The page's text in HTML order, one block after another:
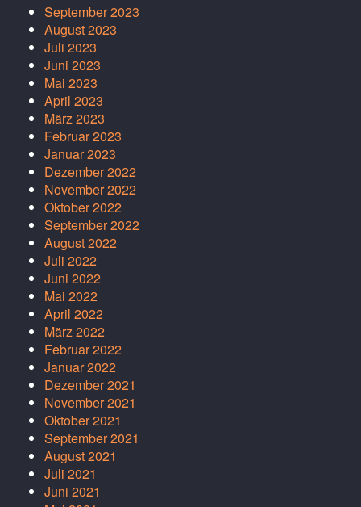
September 2023
August 2023
Juli 2023
Juni 2023
Mai 2023
April 2023
März 2023
Februar 2023
Januar 2023
Dezember 2022
November 2022
Oktober 2022
September 2022
August 2022
Juli 2022
Juni 2022
Mai 2022
April 2022
März 2022
Februar 2022
Januar 2022
Dezember 2021
November 2021
Oktober 2021
September 2021
August 2021
Juli 2021
Juni 2021